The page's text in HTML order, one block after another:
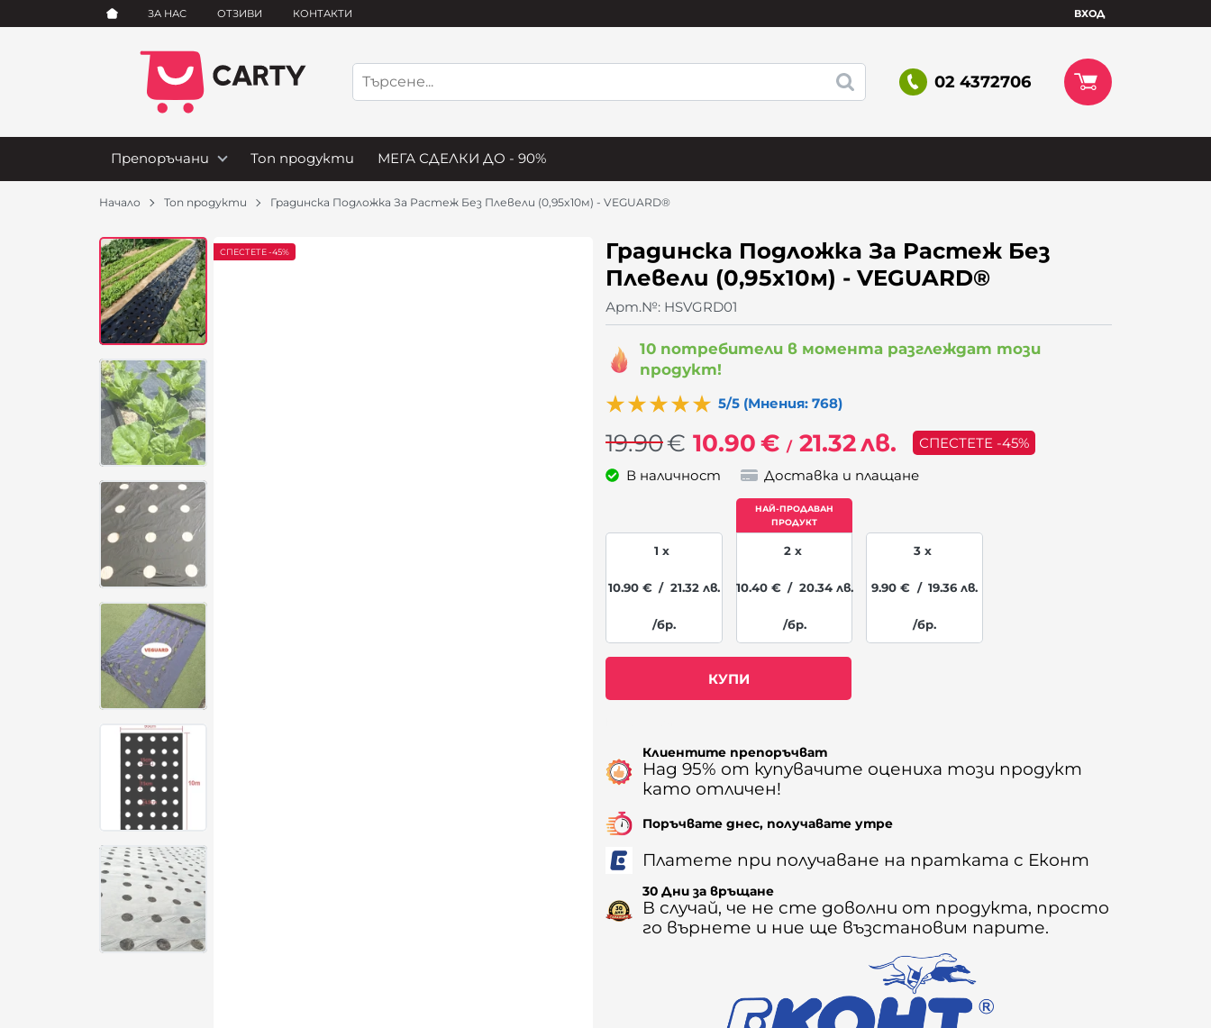
ЗА НАС ОТЗИВИ КОНТАКТИ ВХОД
02 4372706
Препоръчани Топ продукти МЕГА СДЕЛКИ ДО - 90%
Начало Топ продукти Градинска Подложка За Растеж Без Плевели (0,95x10м) - VEGUARD®
Градинска Подложка За Растеж Без
Плевели (0,95x10м) - VEGUARD®
Арт.№: HSVGRD01
СПЕСТЕТЕ -45%
10 потребители в момента разглеждат този
продукт!
5/5 (Мнения: 768)
19.90€ 10.90€ / 21.32лв.
СПЕСТЕТЕ -45%
В наличност
Доставка и плащане
1 x
10.90 € / 21.32 лв.
/бр.
2 x
10.40 € / 20.34 лв.
/бр.
3 x
9.90 € / 19.36 лв.
/бр.
КУПИ
Клиентите препоръчват
Над 95% от купувачите оцениха този продукт
като отличен!
Поръчвате днес, получавате утре
Платете при получаване на пратката с Еконт
30 Дни за връщане
В случай, че не сте доволни от продукта, просто
го върнете и ние ще възстановим парите.